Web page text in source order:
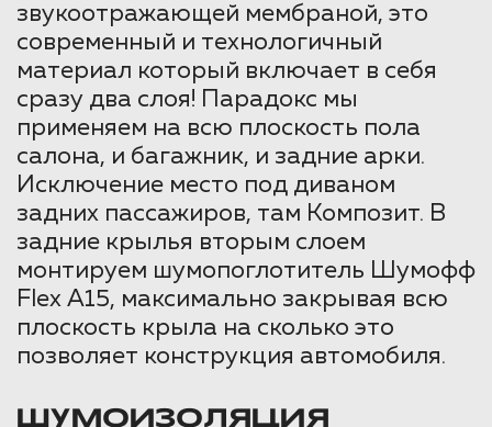
звукоотражающей мембраной, это
современный и технологичный
материал который включает в себя
сразу два слоя! Парадокс мы
применяем на всю плоскость пола
салона, и багажник, и задние арки.
Исключение место под диваном
задних пассажиров, там Композит. В
задние крылья вторым слоем
монтируем шумопоглотитель Шумофф
Flex А15, максимально закрывая всю
плоскость крыла на сколько это
позволяет конструкция автомобиля.
ШУМОИЗОЛЯЦИЯ